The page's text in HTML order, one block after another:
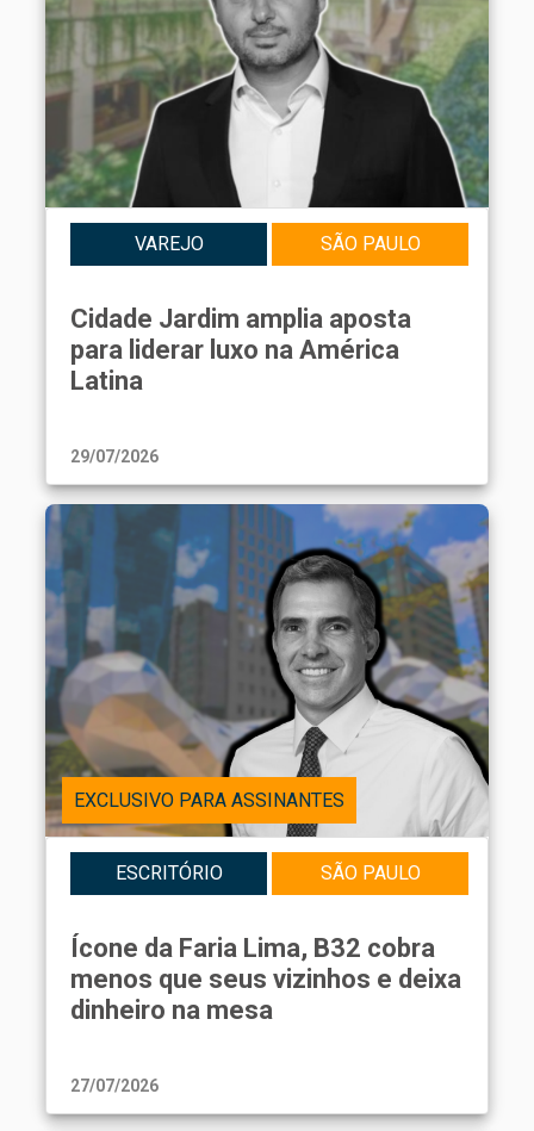
VAREJO SÃO PAULO
Cidade Jardim amplia aposta
para liderar luxo na América
Latina
29/07/2026
EXCLUSIVO PARA ASSINANTES
ESCRITÓRIO SÃO PAULO
Ícone da Faria Lima, B32 cobra
menos que seus vizinhos e deixa
dinheiro na mesa
27/07/2026